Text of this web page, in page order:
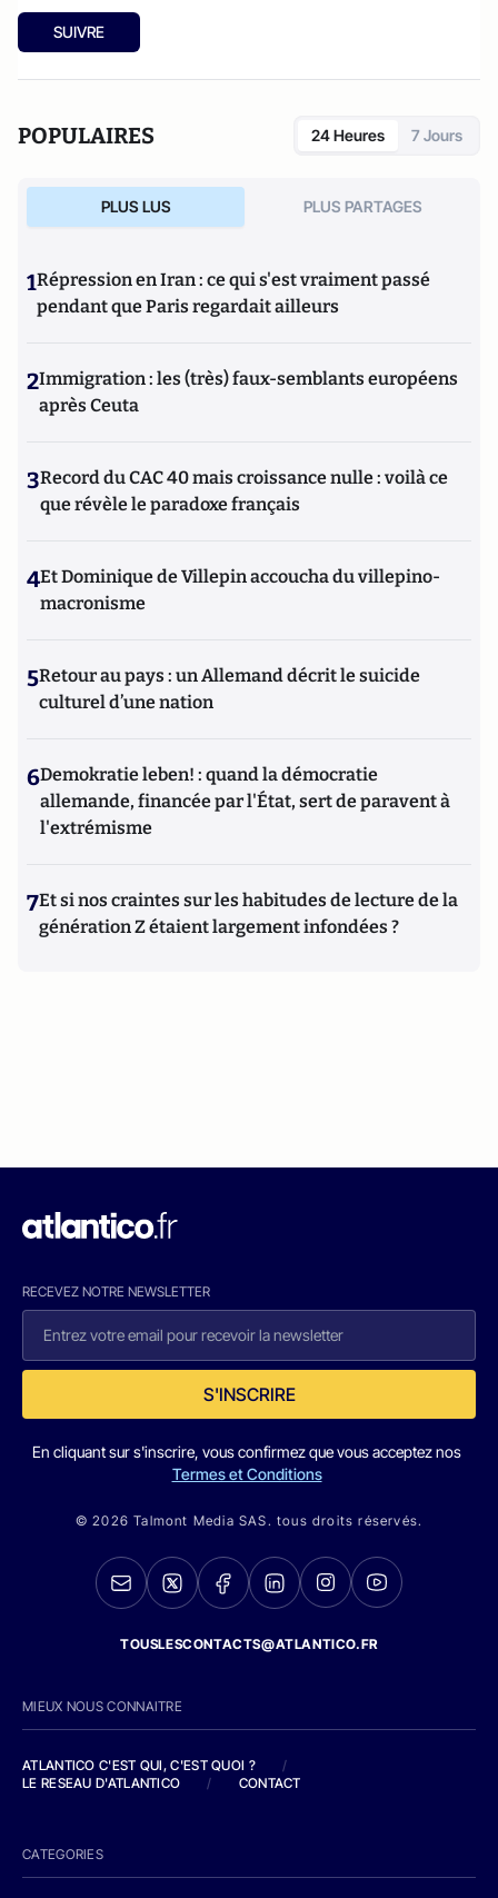
SUIVRE
POPULAIRES 24 Heures 7 Jours
PLUS LUS PLUS PARTAGES
1Répression en Iran : ce qui s'est vraiment passé
pendant que Paris regardait ailleurs
2Immigration : les (très) faux-semblants européens
après Ceuta
3Record du CAC 40 mais croissance nulle : voilà ce
que révèle le paradoxe français
4Et Dominique de Villepin accoucha du villepino-
macronisme
5Retour au pays : un Allemand décrit le suicide
culturel d’une nation
6Demokratie leben! : quand la démocratie
allemande, financée par l'État, sert de paravent à
l'extrémisme
7Et si nos craintes sur les habitudes de lecture de la
génération Z étaient largement infondées ?
RECEVEZ NOTRE NEWSLETTER
S'INSCRIRE
En cliquant sur s'inscrire, vous confirmez que vous acceptez nos
Termes et Conditions
© 2026 Talmont Media SAS. tous droits réservés.
TOUSLESCONTACTS@ATLANTICO.FR
MIEUX NOUS CONNAITRE
ATLANTICO C'EST QUI, C'EST QUOI ?
/
LE RESEAU D'ATLANTICO
/ CONTACT
CATEGORIES